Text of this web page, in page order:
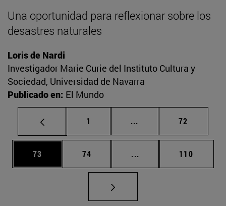
Una oportunidad para reflexionar sobre los
desastres naturales
Loris de Nardi
Investigador Marie Curie del Instituto Cultura y
Sociedad, Universidad de Navarra
Publicado en: El Mundo
Página
1 ... Páginas intermedias
Página
72
Página
73 Página
74 ... Páginas intermedias
Página
110